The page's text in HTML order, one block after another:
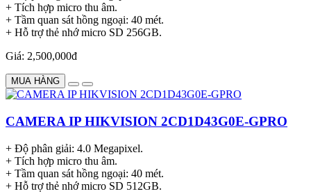
+ Tích hợp micro thu âm.
+ Tầm quan sát hồng ngoại: 40 mét.
+ Hỗ trợ thẻ nhớ micro SD 256GB.
Giá: 2,500,000đ
MUA HÀNG
CAMERA IP HIKVISION 2CD1D43G0E-GPRO
+ Độ phân giải: 4.0 Megapixel.
+ Tích hợp micro thu âm.
+ Tầm quan sát hồng ngoại: 40 mét.
+ Hỗ trợ thẻ nhớ micro SD 512GB.